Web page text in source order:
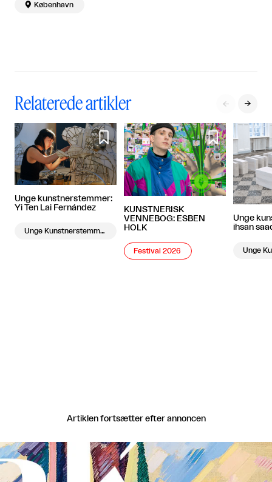
 København
Relaterede artikler  

Unge kunstnerstemmer:
Yi Ten Lai Fernández
Unge Kunstnerstemmer

KUNSTNERISK
VENNEBOG: ESBEN
HOLK
Festival 2026
Unge
ihsan
Artiklen fortsætter efter annoncen